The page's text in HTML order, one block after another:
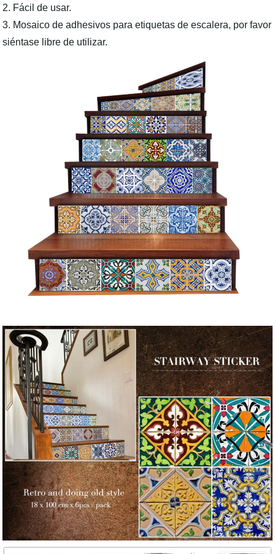
2. Fácil de usar.
3. Mosaico de adhesivos para etiquetas de escalera, por favor
siéntase libre de utilizar.